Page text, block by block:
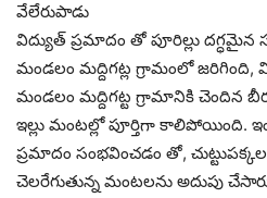
వేలేరుపాడు
విద్యుత్ ప్రమాదం తో పూరిల్లు దగ్ధమైన
మండలం మద్దిగట్ల గ్రామంలో జరిగింది,
మండలం మద్దిగట్ట గ్రామానికి
ఇల్లు మంటల్లో పూర్తిగా కాలిపోయింది.
ప్రమాదం సంభవించడం తో,
చెలరేగుతున్న మంటలను అదుపు